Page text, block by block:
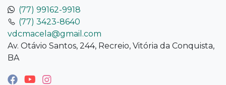
(77) 99162-9918
(77) 3423-8640
vdcmacela@gmail.com
Av. Otávio Santos, 244, Recreio, Vitória da Conquista,
BA